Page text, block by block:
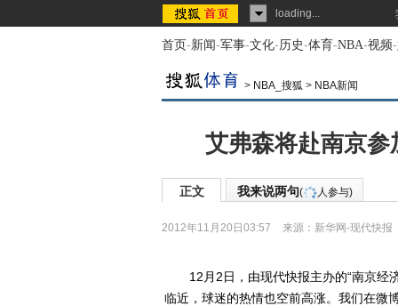
loading...
首页-新闻-军事-文化-历史-体育-NBA-视频-
> NBA_搜狐 > NBA新闻
艾弗森将赴南京
正文 我来说两句( 人参与)
2012年11月20日03:57 来源： 新华网-现代快报
12月2日，由现代快报主办的“南京经济
临近，球迷的热情也空前高涨。我们在微